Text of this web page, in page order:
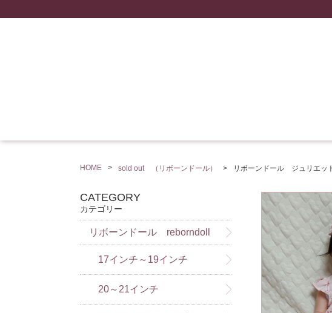
HOME sold out （リボーンドール） リボーンドール ジュリエッ
CATEGORY
カテゴリー
リボーンドール reborndoll
17インチ～19インチ
20～21インチ